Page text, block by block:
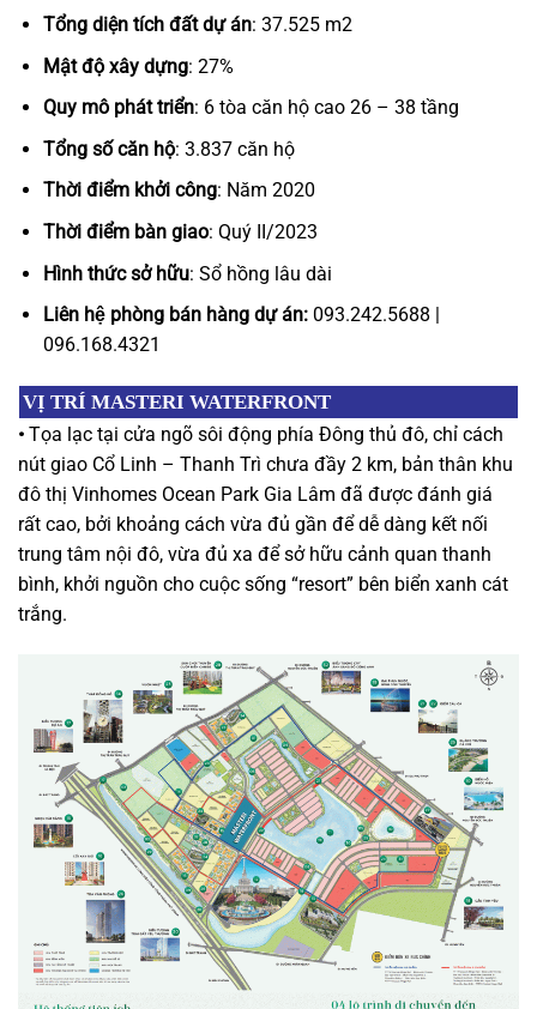
Tổng diện tích đất dự án: 37.525 m2
Mật độ xây dựng: 27%
Quy mô phát triển: 6 tòa căn hộ cao 26 – 38 tầng
Tổng số căn hộ: 3.837 căn hộ
Thời điểm khởi công: Năm 2020
Thời điểm bàn giao: Quý II/2023
Hình thức sở hữu: Sổ hồng lâu dài
Liên hệ phòng bán hàng dự án:093.242.5688 |
096.168.4321
VỊ TRÍ MASTERI WATERFRONT
• Tọa lạc tại cửa ngõ sôi động phía Đông thủ đô, chỉ cách
nút giao Cổ Linh – Thanh Trì chưa đầy 2 km, bản thân khu
đô thị Vinhomes Ocean Park Gia Lâm đã được đánh giá
rất cao, bởi khoảng cách vừa đủ gần để dễ dàng kết nối
trung tâm nội đô, vừa đủ xa để sở hữu cảnh quan thanh
bình, khởi nguồn cho cuộc sống “resort” bên biển xanh cát
trắng.